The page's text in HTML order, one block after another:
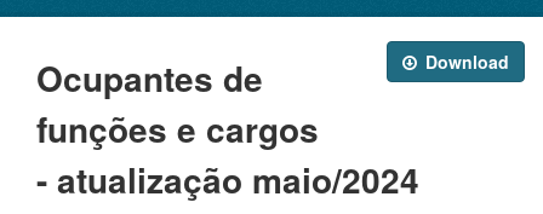
Download
Ocupantes de
funções e cargos
- atualização maio/2024